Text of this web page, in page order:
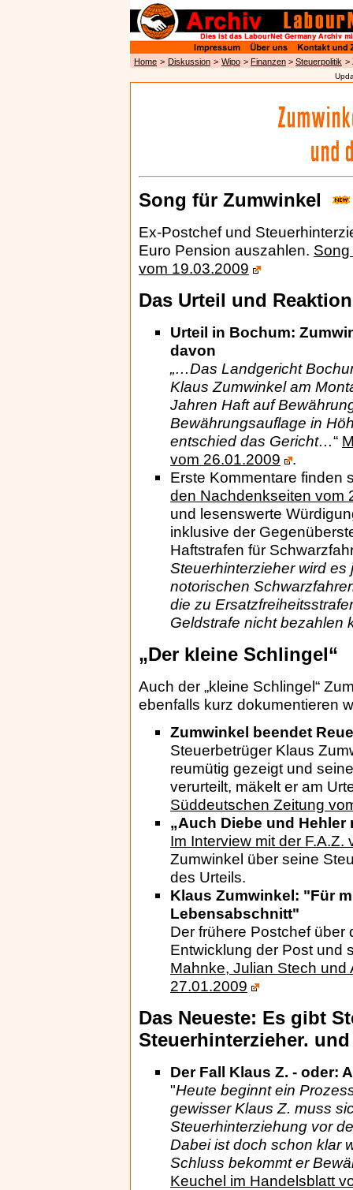
Home > Diskussion > Wipo > Finanzen > Steuerpolitik >
Song für Zumwinkel
Ex-Postchef und
Euro Pension auszahlen.
vom 19.03.2009
Das Urteil und
Urteil in Bochum:
davon
„…Das Landgericht
Klaus Zumwinkel am
Jahren Haft auf
Bewährungsauflage in
entschied das Gericht…“
vom 26.01.2009
.
Erste Kommentare finden
den Nachdenkseiten vom
und lesenswerte
inklusive der
Haftstrafen für
Steuerhinterzieher wird
notorischen
die zu
Geldstrafe nicht bezahlen
„Der kleine Schlingel“
Auch der „kleine Schlingel“
ebenfalls kurz dokumentieren
Zumwinkel beendet
Steuerbetrüger Klaus
reumütig gezeigt und
verurteilt, mäkelt er am
Süddeutschen Zeitung
„Auch Diebe und
Im Interview mit der F.A.Z.
Zumwinkel über seine
des Urteils.
Klaus Zumwinkel: "Für
Lebensabschnitt"
Der frühere Postchef
Entwicklung der Post und
Mahnke, Julian Stech
27.01.2009
Das Neueste: Es gibt
Steuerhinterzieher.
Der Fall Klaus Z. - oder:
"Heute beginnt ein
gewisser Klaus Z. muss
Steuerhinterziehung vor
Dabei ist doch schon klar
Schluss bekommt er
Keuchel im Handelsblatt